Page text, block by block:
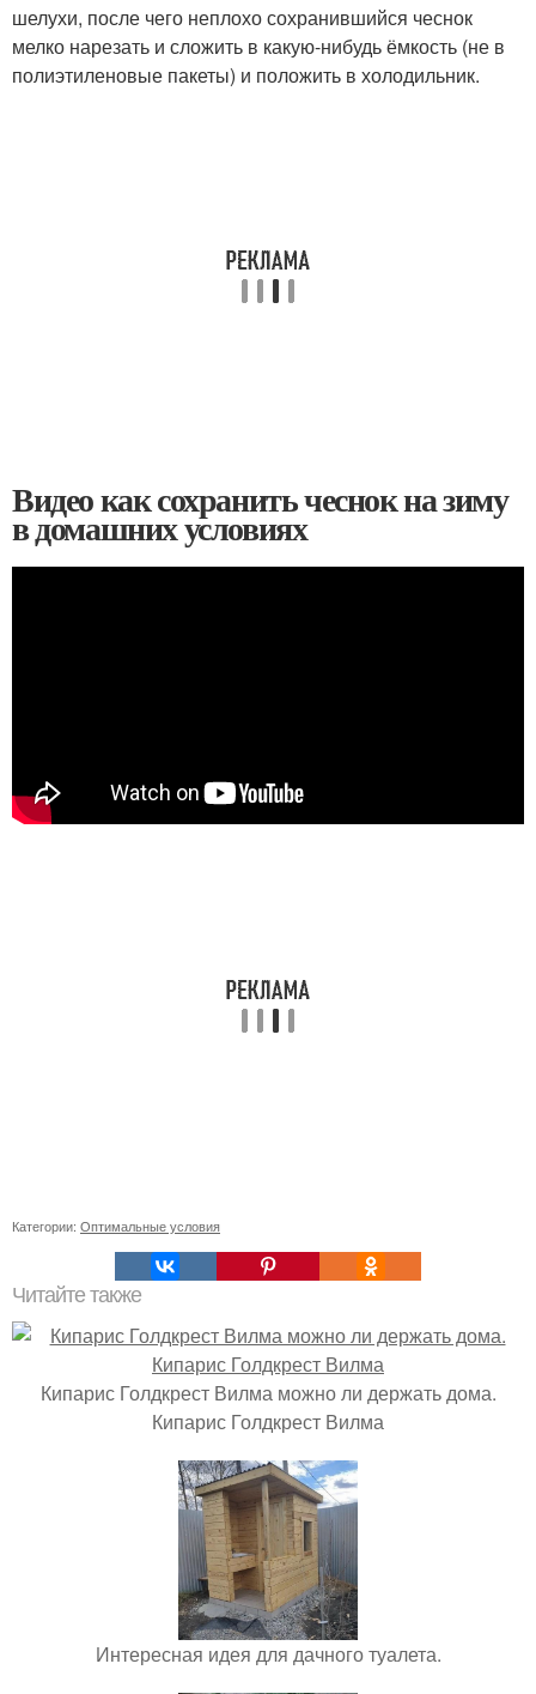
шелухи, после чего неплохо сохранившийся чеснок
мелко нарезать и сложить в какую-нибудь ёмкость (не в
полиэтиленовые пакеты) и положить в холодильник.
Видео как сохранить чеснок на зиму
в домашних условиях
Категории: Оптимальные условия
Читайте также
Кипарис Голдкрест Вилма можно ли держать дома.
Кипарис Голдкрест Вилма
Интересная идея для дачного туалета.